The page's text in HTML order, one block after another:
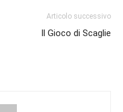
Articolo successivo
Il Gioco di Scaglie